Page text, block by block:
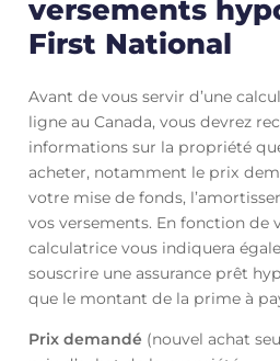
versements
First National
Avant de vous servir d’une
ligne au Canada, vous devrez
informations sur la propriété
acheter, notamment le prix
votre mise de fonds,
vos versements. En fonction de
calculatrice vous indiquera
souscrire une assurance prêt
que le montant de la prime à
Prix demandé (nouvel achat